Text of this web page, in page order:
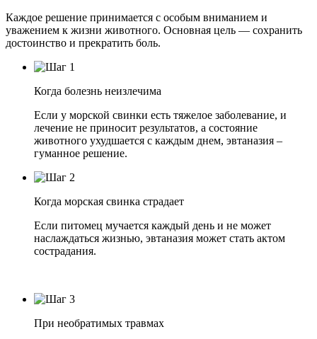
Каждое решение принимается с особым вниманием и
уважением к жизни животного. Основная цель — сохранить
достоинство и прекратить боль.
Когда болезнь неизлечима
Если у морской свинки есть тяжелое заболевание, и
лечение не приносит результатов, а состояние
животного ухудшается с каждым днем, эвтаназия –
гуманное решение.
Когда морская свинка страдает
Если питомец мучается каждый день и не может
наслаждаться жизнью, эвтаназия может стать актом
сострадания.
При необратимых травмах